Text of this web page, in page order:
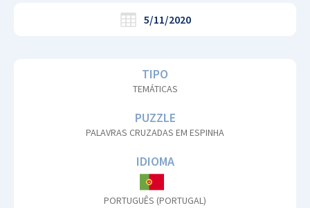
5/11/2020
TIPO
TEMÁTICAS
PUZZLE
PALAVRAS CRUZADAS EM ESPINHA
IDIOMA
PORTUGUÊS (PORTUGAL)